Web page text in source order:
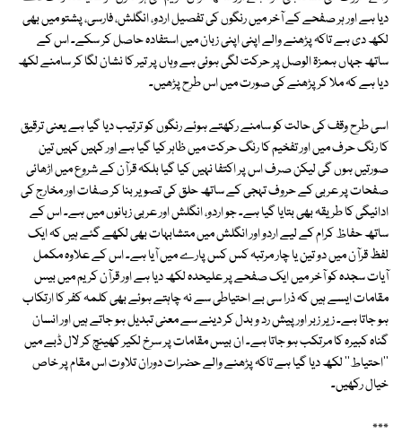
دیا ہے اور ہر صفحے کے آخر میں رنگوں کی تفصیل اردو، انگلش، فارسی، پشتو میں بھی
لکھ دی ہے تاکہ پڑھنے والے اپنی اپنی زبان میں استفادہ حاصل کر سکے۔ اس کے
ساتھ جہاں ہمزۃ الوصل پر حرکت لگی ہوئی ہے وہاں پر تیر کا نشان لگا کر سامنے لکھ
دیا ہے کہ ملا کر پڑھنے کی صورت میں اس طرح پڑھیں۔
اسی طرح وقف کی حالت کو سامنے رکھتے ہوئے رنگوں کو ترتیب دیا گیا ہے یعنی ترقیق
کا رنگ حرف میں اور تفخیم کا رنگ حرکت میں ظاہر کیا گیا ہے اور کہیں کہیں تین
صورتیں ہوں گی لیکن صرف اس پر اکتفا نہیں کیا گیا بلکہ قرآن کے شروع میں اڑھائی
صفحات پر عربی کے حروف تہجی کے ساتھ حلق کی تصویر بنا کر صفات اور مخارج کی
ادائیگی کا طریقہ بھی بتایا گیا ہے۔ جو اردو، انگلش اور عربی زبانوں میں ہے۔ اس کے
ساتھ حفاظ کرام کے لیے اردو اور انگلش میں متشابہات بھی لکھے گئے ہیں کہ ایک
لفظ قرآن میں دو تین یا چار مرتبہ کس کس پارے میں آیا ہے۔ اس کے علاوہ مکمل
آیات سجدہ کو آخر میں ایک صفحے پر علیحدہ لکھ دیا ہے اور قرآن کریم میں بیس
مقامات ایسے ہیں کہ ذرا سی بے احتیاطی سے نہ چاہتے ہوئے بھی کلمہ کفر کا ارتکاب
ہو جاتا ہے۔ زیر زبر اور پیش رد و بدل کر دینے سے معنی تبدیل ہو جاتے ہیں اور انسان
گناہ کبیرہ کا مرتکب ہو جاتا ہے۔ ان بیس مقامات پر سرخ لکیر کھینچ کر لال ڈبے میں
''احتیاط'' لکھ دیا گیا ہے تاکہ پڑھنے والے حضرات دوران تلاوت اس مقام پر خاص
خیال رکھیں۔
٭٭٭